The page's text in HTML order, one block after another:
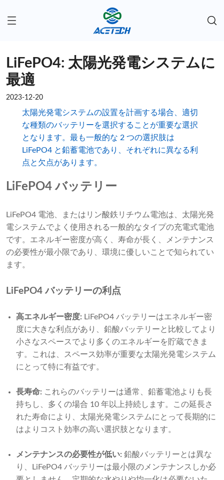
LiFePO4: 太陽光発電システムに
最適
2023-12-20
太陽光発電システムの設置を計画する場合、適切
な種類のバッテリーを選択することが重要な選択
となります。最も一般的な 2 つの選択肢は
LiFePO4 と鉛蓄電池であり、それぞれに異なる利
点と欠点があります。
LiFePO4 バッテリー
LiFePO4 電池、またはリン酸鉄リチウム電池は、太陽光発
電システムでよく使用される一般的なタイプの充電式電池
です。エネルギー密度が高く、寿命が長く、メンテナンス
の必要性が最小限であり、環境に優しいことで知られてい
ます。
LiFePO4 バッテリーの利点
高エネルギー密度: LiFePO4 バッテリーはエネルギー密
度に大きな利点があり、鉛酸バッテリーと比較してより
小さなスペースでより多くのエネルギーを貯蔵できま
す。これは、スペース効率が重要な太陽光発電システム
にとって特に有益です。
長寿命: これらのバッテリーは通常、鉛蓄電池よりも長
持ちし、多くの場合 10 年以上持続します。この延長さ
れた寿命により、太陽光発電システムにとって長期的に
はよりコスト効率の高い選択肢となります。
メンテナンスの必要性が低い: 鉛酸バッテリーとは異な
り、LiFePO4 バッテリーは最小限のメンテナンスしか必